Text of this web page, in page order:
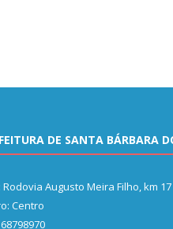
DE SANTA BÁRBARA
Rodovia Augusto Meira Filho, km 17
Centro
68798970